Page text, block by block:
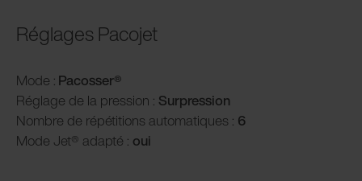
Réglages Pacojet
Mode : Pacosser®
Réglage de la pression : Surpression
Nombre de répétitions automatiques : 6
Mode Jet® adapté : oui